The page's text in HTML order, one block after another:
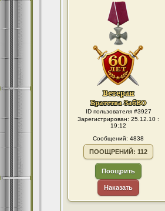
ID пользователя #3927
Зарегистрирован: 25.12.10 :
19:12
Сообщений: 4838
ПООЩРЕНИЙ: 112
Поощрить
Наказать